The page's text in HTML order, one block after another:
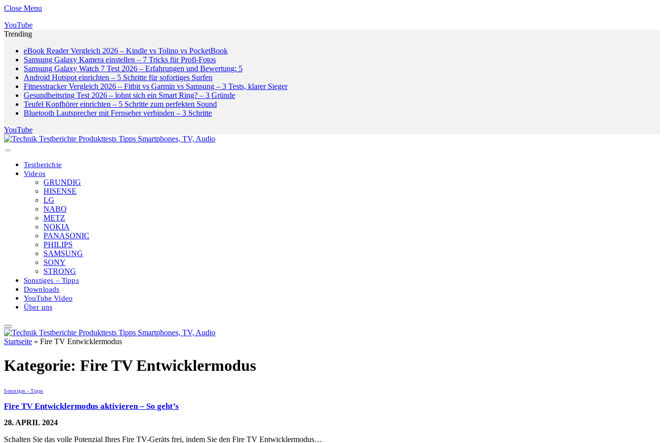
Close Menu
YouTube
Trending
eBook Reader Vergleich 2026 – Kindle vs Tolino vs PocketBook
Samsung Galaxy Kamera einstellen – 7 Tricks für Profi-Fotos
Samsung Galaxy Watch 7 Test 2026 – Erfahrungen und Bewertung: 5
Android Hotspot einrichten – 5 Schritte für sofortiges Surfen
Fitnesstracker Vergleich 2026 – Fitbit vs Garmin vs Samsung – 3 Tests, klarer Sieger
Gesundheitsring Test 2026 – lohnt sich ein Smart Ring? – 3 Gründe
Teufel Kopfhörer einrichten – 5 Schritte zum perfekten Sound
Bluetooth Lautsprecher mit Fernseher verbinden – 3 Schritte
YouTube
Testberichte
Videos
GRUNDIG
HISENSE
LG
NABO
METZ
NOKIA
PANASONIC
PHILIPS
SAMSUNG
SONY
STRONG
Sonstiges – Tipps
Downloads
YouTube Video
Über uns
Startseite » Fire TV Entwicklermodus
Kategorie: Fire TV Entwicklermodus
Sonstiges - Tipps
Fire TV Entwicklermodus aktivieren – So geht’s
28. APRIL 2024
Schalten Sie das volle Potenzial Ihres Fire TV-Geräts frei, indem Sie den Fire TV Entwicklermodus…